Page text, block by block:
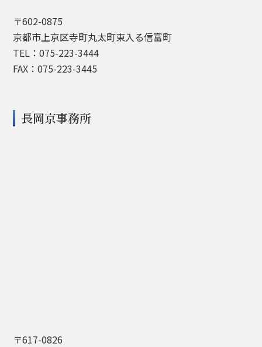
〒602-0875
京都市上京区寺町丸太町東入る信富町
TEL：075-223-3444
FAX：075-223-3445
長岡京事務所
〒617-0826